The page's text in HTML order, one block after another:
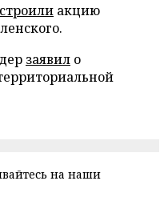
акцию
заявил о
на наши